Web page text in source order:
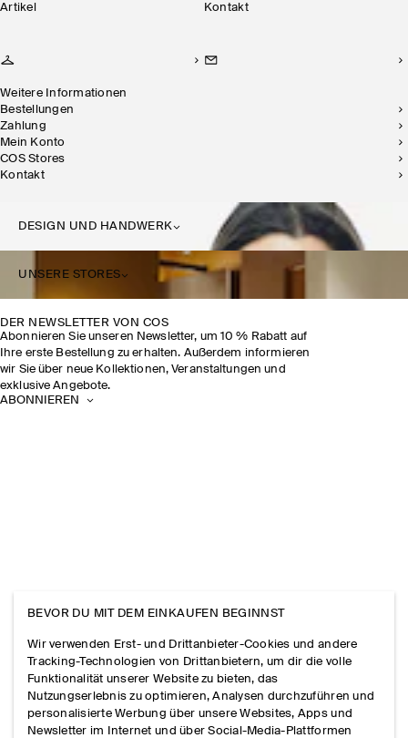
Artikel Kontakt
Weitere Informationen
Bestellungen
Zahlung
Mein Konto
COS Stores
Kontakt
DESIGN UND HANDWERK
UNSERE STORES
DER NEWSLETTER VON COS
Abonnieren Sie unseren Newsletter, um 10 % Rabatt auf
Ihre erste Bestellung zu erhalten. Außerdem informieren
wir Sie über neue Kollektionen, Veranstaltungen und
exklusive Angebote.
ABONNIEREN
BEVOR DU MIT DEM EINKAUFEN BEGINNST
Wir verwenden Erst- und Drittanbieter-Cookies und andere
Tracking-Technologien von Drittanbietern, um dir die volle
Funktionalität unserer Website zu bieten, das
Nutzungserlebnis zu optimieren, Analysen durchzuführen und
personalisierte Werbung über unsere Websites, Apps und
Newsletter im Internet und über Social-Media-Plattformen